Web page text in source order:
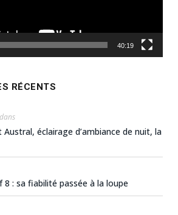
40:19
RÉCENTS
Austral, éclairage d’ambiance de nuit, la
8 : sa fiabilité passée à la loupe